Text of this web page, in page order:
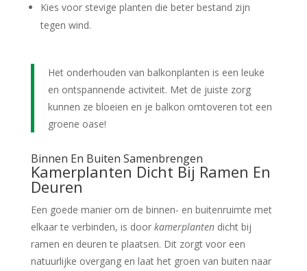
Kies voor stevige planten die beter bestand zijn
tegen wind.
Het onderhouden van balkonplanten is een leuke
en ontspannende activiteit. Met de juiste zorg
kunnen ze bloeien en je balkon omtoveren tot een
groene oase!
Binnen En Buiten Samenbrengen
Kamerplanten Dicht Bij Ramen En
Deuren
Een goede manier om de binnen- en buitenruimte met
elkaar te verbinden, is door kamerplantendicht bij
ramen en deuren te plaatsen. Dit zorgt voor een
natuurlijke overgang en laat het groen van buiten naar